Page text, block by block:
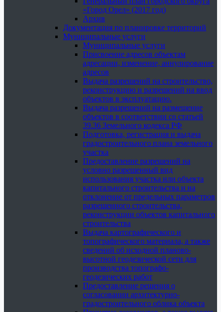
«Город Орел» (2017 год)
Архив
Документация по планировке территорий
Муниципальные услуги
Муниципальные услуги
Присвоение адресов объектам
адресации, изменение, аннулирование
адресов
Выдача разрешений на строительство,
реконструкцию и разрешений на ввод
объектов в эксплуатацию.
Выдача разрешений на размещение
объектов в соответствии со статьей
39.36 Земельного кодекса РФ
Подготовка, регистрация и выдача
градостроительного плана земельного
участка
Предоставление разрешений на
условно разрешенный вид
использования участка или объекта
капитального строительства и на
отклонение от предельных параметров
разрешенного строительства,
реконструкции объектов капитального
строительства
Выдача картографического и
топографического материала, а также
сведений об исходной планово-
высотной геодезической сети для
производства топографо-
геодезических работ
Предоставление решения о
согласовании архитектурно-
градостроительного облика объекта